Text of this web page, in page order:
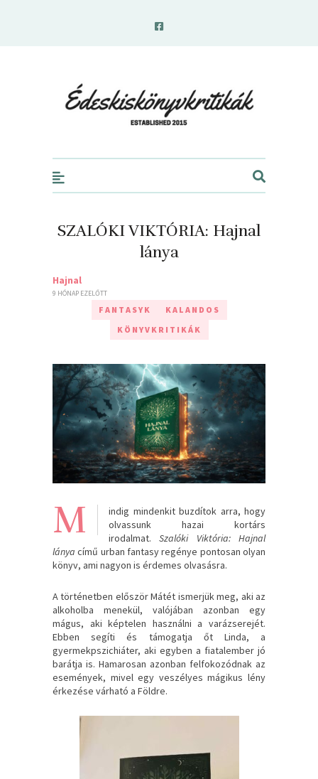
SZALÓKI VIKTÓRIA: Hajnal
lánya
Hajnal
9 HÓNAP EZELŐTT
FANTASYK
KALANDOS
KÖNYVKRITIKÁK
M
indig mindenkit buzdítok arra, hogy
olvassunk hazai kortárs
irodalmat.Szalóki Viktória: Hajnal
lányacímű urban fantasy regénye pontosan olyan
könyv, ami nagyon is érdemes olvasásra.
A történetben először Mátét ismerjük meg, aki az
alkoholba menekül, valójában azonban egy
mágus, aki képtelen használni a varázserejét.
Ebben segíti és támogatja őt Linda, a
gyermekpszichiáter, aki egyben a fiatalember jó
barátja is. Hamarosan azonban felfokozódnak az
események, mivel egy veszélyes mágikus lény
érkezése várható a Földre.